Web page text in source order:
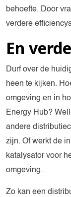
behoefte. Door
verdere
En
Durf over de
heen te kijken.
omgeving en in
Energy Hub?
andere
zijn. Of werkt de
katalysator voor
omgeving.
Zo kan een